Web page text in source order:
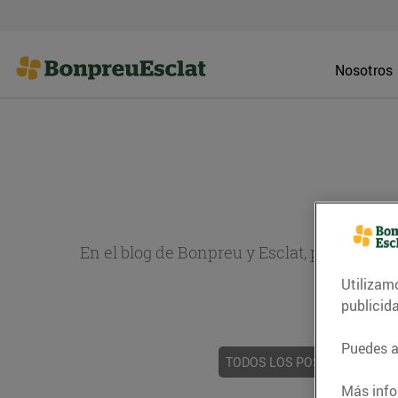
Nosotros
En el blog de Bonpreu y Esclat, puedes
TODOS LOS POSTS
Puedes
Más